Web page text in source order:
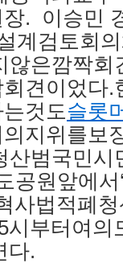
. 이승민
계검토회
않은깜짝
견이었다
것도 슬롯
지위를보
산범국민
공원앞에
사법적폐
부터여의
다.